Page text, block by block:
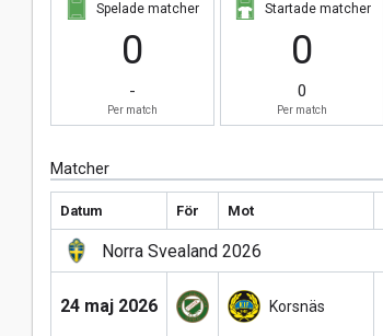
Spelade matcher
0
-
Per match
Startade matcher
0
0
Per match
Matcher
Datum För Mot
Norra Svealand 2026
24 maj 2026 Korsnäs